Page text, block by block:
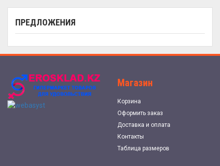
ПРЕДЛОЖЕНИЯ
Магазин
Корзина
Оформить заказ
Доставка и оплата
Контакты
Таблица размеров